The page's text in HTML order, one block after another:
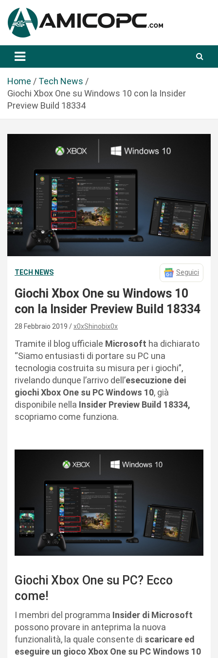
a
Amicopc.com
Home
Tech News
Giochi Xbox One su Windows 10 con la Insider
Preview Build 18334
TECH NEWS Seguici
Giochi Xbox One su Windows 10
con la Insider Preview Build 18334
28 Febbraio 2019 x0xShinobix0x
Tramite il blog ufficiale Microsoft ha dichiarato
“Siamo entusiasti di portare su PC una
tecnologia costruita su misura per i giochi”,
rivelando dunque l’arrivo dell’esecuzione dei
giochi Xbox One su PC Windows 10, già
disponibile nella Insider Preview Build 18334,
scopriamo come funziona.
Giochi Xbox One su PC? Ecco
come!
I membri del programma Insider di Microsoft
possono provare in anteprima la nuova
funzionalità, la quale consente di scaricare ed
eseguire un gioco Xbox One su PC Windows 10